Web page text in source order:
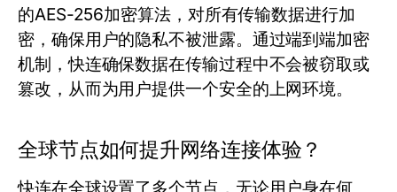
的AES-256加密算法，对所有传输数据进行加
密，确保用户的隐私不被泄露。通过端到端加密
机制，快连确保数据在传输过程中不会被窃取或
篡改，从而为用户提供一个安全的上网环境。
全球节点如何提升网络连接体验？